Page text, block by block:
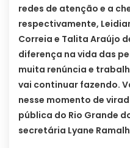
redes de atenção e a
respectivamente,
Correia e Talita Araújo
diferença na vida das
muita renúncia e
vai continuar fazendo.
nesse momento de
pública do Rio Grande
secretária Lyane